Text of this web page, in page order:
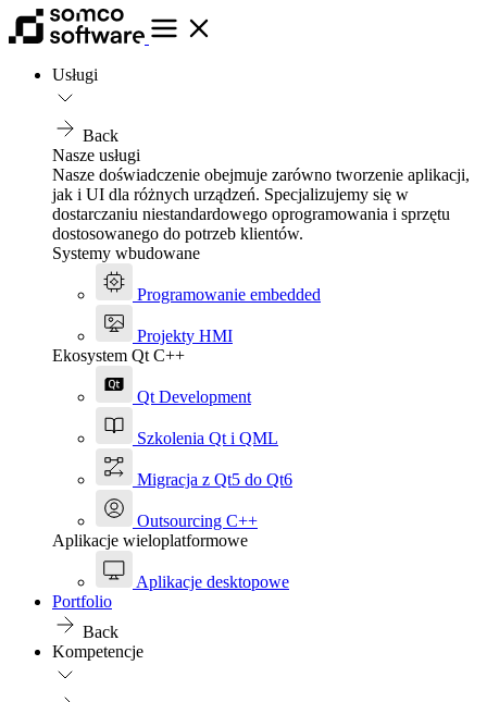
Usługi
Back
Nasze usługi
Nasze doświadczenie obejmuje zarówno tworzenie aplikacji,
jak i UI dla różnych urządzeń. Specjalizujemy się w
dostarczaniu niestandardowego oprogramowania i sprzętu
dostosowanego do potrzeb klientów.
Systemy wbudowane
Programowanie embedded
Projekty HMI
Ekosystem Qt C++
Qt Development
Szkolenia Qt i QML
Migracja z Qt5 do Qt6
Outsourcing C++
Aplikacje wieloplatformowe
Aplikacje desktopowe
Portfolio
Back
Kompetencje